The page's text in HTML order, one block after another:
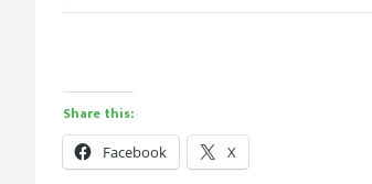
Share this:
Facebook X